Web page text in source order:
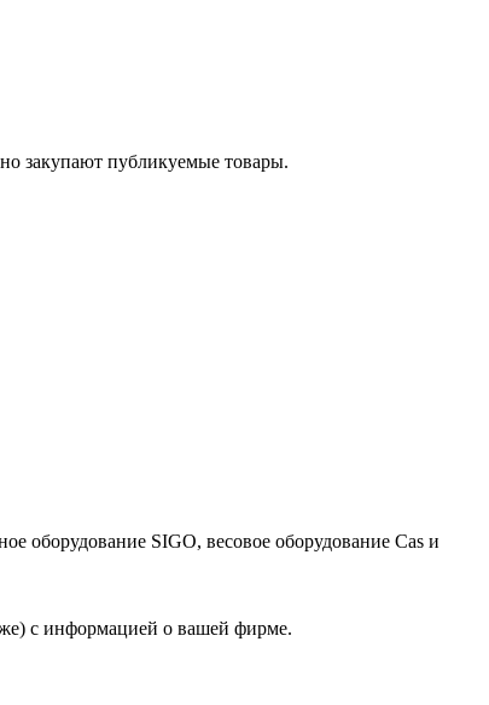
закупают публикуемые товары.
оборудование SIGO, весовое оборудование Cas и
с информацией о вашей фирме.